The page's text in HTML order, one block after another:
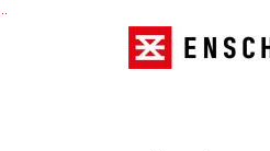
Ga naar de inhoud van deze pagina
Ga naar het zoeken
Ga naar het menu